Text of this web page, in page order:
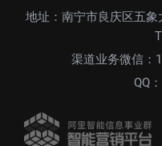
地址：南宁市良庆区五
渠道业务微信：
QQ